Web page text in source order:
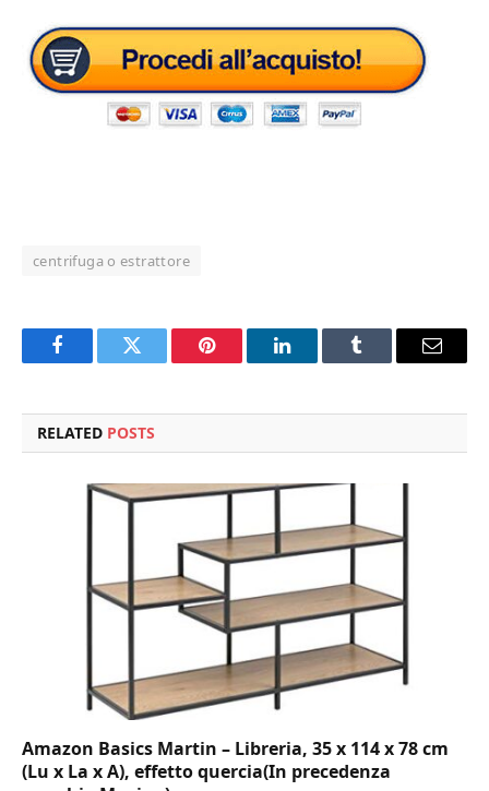
centrifuga o estrattore
FacebookTwitter Pinterest LinkedInTumblr Email
RELATED POSTS
Amazon Basics Martin – Libreria, 35 x 114 x 78 cm
(Lu x La x A), effetto quercia(In precedenza